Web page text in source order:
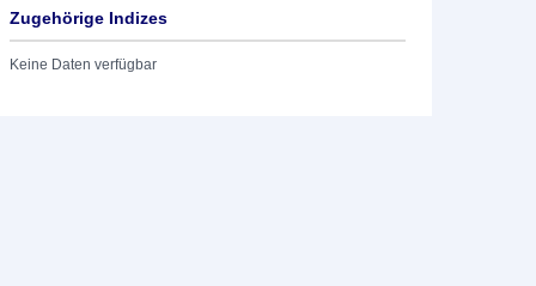
Zugehörige Indizes
Keine Daten verfügbar